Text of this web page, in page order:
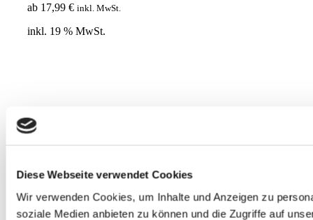
Diese Webseite verwendet Cookies
Wir verwenden Cookies, um Inhalte und Anzeigen zu
soziale Medien anbieten zu können und die Zugriffe auf
ab 17,99€ inkl. MwSt.
inkl. 19 % MwSt.